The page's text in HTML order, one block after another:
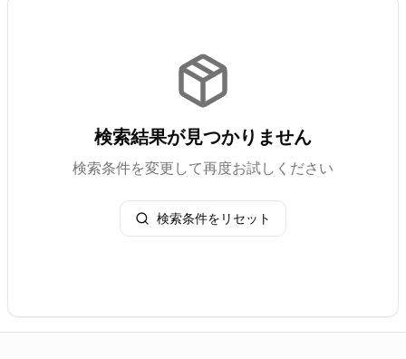
検索結果が見つかりません
検索条件を変更して再度お試しください
検索条件をリセット